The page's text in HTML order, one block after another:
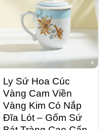
Ly Sứ Hoa Cúc
Vàng Cam Viền
Vàng Kim Có Nắp
Đĩa Lót – Gốm Sứ